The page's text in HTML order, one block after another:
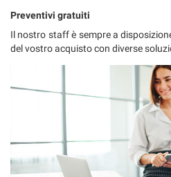
Preventivi gratuiti
Il nostro staff è sempre a
del vostro acquisto con diverse